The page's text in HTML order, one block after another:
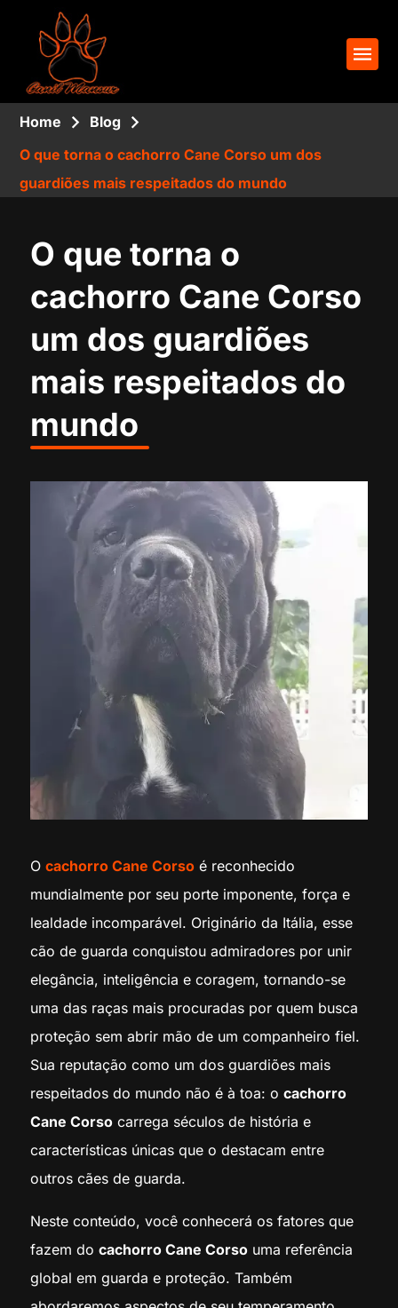
Home
Blog
O que torna o cachorro Cane Corso um dos
guardiões mais respeitados do mundo
O que torna o
cachorro Cane Corso
um dos guardiões
mais respeitados do
mundo
O cachorro Cane Corsoé reconhecido
mundialmente por seu porte imponente, força e
lealdade incomparável. Originário da Itália, esse
cão de guarda conquistou admiradores por unir
elegância, inteligência e coragem, tornando-se
uma das raças mais procuradas por quem busca
proteção sem abrir mão de um companheiro fiel.
Sua reputação como um dos guardiões mais
respeitados do mundo não é à toa: o cachorro
Cane Corsocarrega séculos de história e
características únicas que o destacam entre
outros cães de guarda.
Neste conteúdo, você conhecerá os fatores que
fazem do cachorro Cane Corsouma referência
global em guarda e proteção. Também